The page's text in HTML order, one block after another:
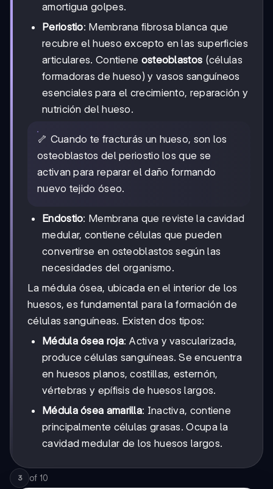
amortigua golpes.
Periostio: Membrana fibrosa blanca que
recubre el hueso excepto en las superficies
articulares. Contiene osteoblastos (células
formadoras de hueso) y vasos sanguíneos
esenciales para el crecimiento, reparación y
nutrición del hueso.
🦴 Cuando te fracturás un hueso, son los
osteoblastos del periostio los que se
activan para reparar el daño formando
nuevo tejido óseo.
Endostio: Membrana que reviste la cavidad
medular, contiene células que pueden
convertirse en osteoblastos según las
necesidades del organismo.
La médula ósea, ubicada en el interior de los
huesos, es fundamental para la formación de
células sanguíneas. Existen dos tipos:
Médula ósea roja: Activa y vascularizada,
produce células sanguíneas. Se encuentra
en huesos planos, costillas, esternón,
vértebras y epífisis de huesos largos.
Médula ósea amarilla: Inactiva, contiene
principalmente células grasas. Ocupa la
cavidad medular de los huesos largos.
3 of 10